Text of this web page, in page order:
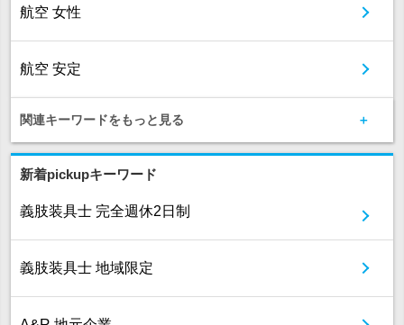
航空 女性
航空 安定
関連キーワードをもっと見る
新着pickupキーワード
義肢装具士 完全週休2日制
義肢装具士 地域限定